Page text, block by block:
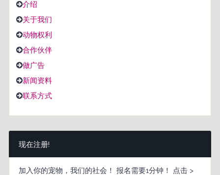
介绍
关于我们
动物权利
合作伙伴
做广告
新闻资料
联系方式
现在注册!
加入你的宠物，我们的社会！ 报名需要1分钟！ 点击 >